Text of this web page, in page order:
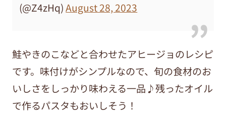
(@Z4zHq)August 28, 2023
鮭やきのこなどと合わせたアヒージョのレシピ
です。味付けがシンプルなので、旬の食材のお
いしさをしっかり味わえる一品♪残ったオイル
で作るパスタもおいしそう！